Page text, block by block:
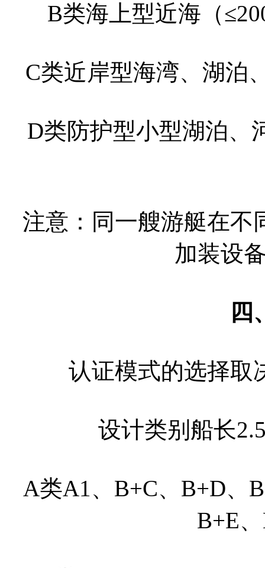
B类海上型近海（
C类近岸型海湾、湖泊
D类防护型小型湖泊、
注意：同一艘游艇在不
加装设
四
认证模式的选择取
设计类别船长
A类A1、B+C、B+D、
B+E